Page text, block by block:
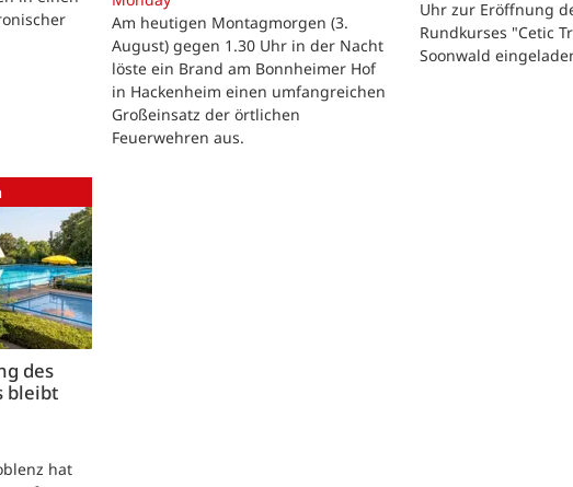
Am heutigen Montagmorgen (3.
August) gegen 1.30 Uhr in der Nacht
löste ein Brand am Bonnheimer Hof
in Hackenheim einen umfangreichen
Großeinsatz der örtlichen
Feuerwehren aus.
Uhr zur Eröffnung
Rundkurses "Cetic
Soonwald
des
bleibt
hat